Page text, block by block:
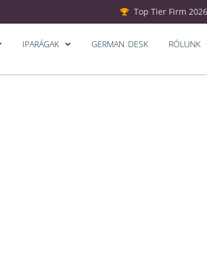
Top Tier Firm 2026
IPARÁGAK GERMAN DESK RÓLUNK
hoz a